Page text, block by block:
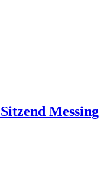
Sitzend Messing